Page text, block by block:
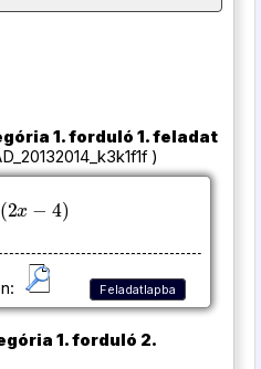
1. forduló 1. feladat
)
Feladatlapba
1. forduló 2.